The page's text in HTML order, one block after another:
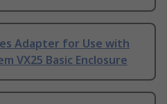
Adapter for Use with
VX25 Basic Enclosure